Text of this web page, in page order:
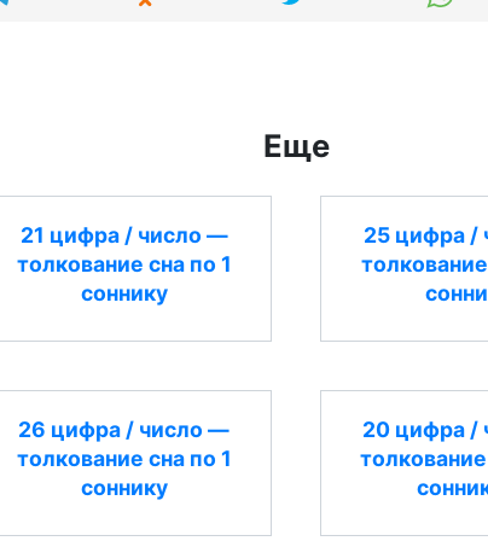
Еще
21 цифра / число —
толкование сна по 1
соннику
25 цифра /
26 цифра / число —
толкование сна по 1
соннику
20 цифра /